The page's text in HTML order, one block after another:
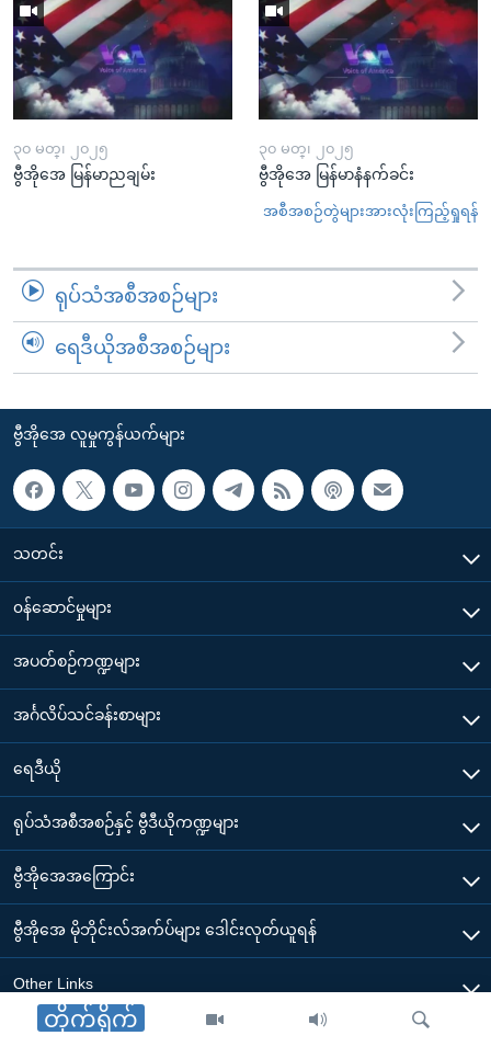
တိုက်ရိုက်
၃၀ မတ္၊ ၂၀၂၅
ဗွီအိုအေ မြန်မာညချမ်း
၃၀ မတ္၊ ၂၀၂၅
ဗွီအိုအေ မြန်မာနံနက်ခင်း
အစီအစဉ်တွဲများအားလုံးကြည့်ရှုရန်
ရုပ်သံအစီအစဉ်များ
ရေဒီယိုအစီအစဉ်များ
ဗွီအိုအေ လူမှုကွန်ယက်များ
သတင်း
၀န်ဆောင်မှုများ
အပတ်စဉ်ကဏ္ဍများ
အင်္ဂလိပ်သင်ခန်းစာများ
ရေဒီယို
ရုပ်သံအစီအစဉ်နှင့် ဗွီဒီယိုကဏ္ဍများ
ဗွီအိုအေအကြောင်း
ဗွီအိုအေ မိုဘိုင်းလ်အက်ပ်များ ဒေါင်းလုတ်ယူရန်
Other Links